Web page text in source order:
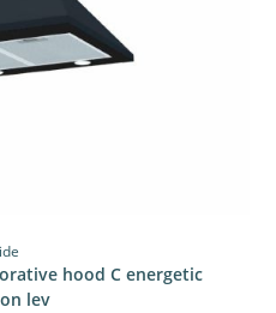
hood C energetic
lev